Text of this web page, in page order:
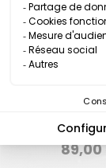
PROYECTOR